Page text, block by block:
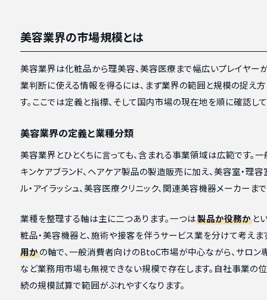
美容業界の市場規模とは
美容業界は化粧品から理美容、美容医療まで幅広いプレイヤー
業判断に使える情報を得るには、まず業界の範囲と規模の捉え
す。ここでは定義と指標、そして国内市場の現在地を順に確認して
美容業界の定義と業種分類
美容業界とひとくちに言っても、含まれる事業領域は広範です。
キンケアブランド、ヘアケア製品の製造販売に加え、美容室・理容
ル・アイラッシュ、美容医療クリニック、関連美容機器メーカーま
業種を整理する軸は主に二つあります。一つは製品か役務かと
粧品・美容機器と、施術や接客を伴うサービス業を分けて考えま
用かの軸で、一般消費者向けのBtoC市場が中心ながら、サロン
など業務用市場も無視できない規模で存在します。自社事業の
続の規模試算で範囲がぶれやすくなります。